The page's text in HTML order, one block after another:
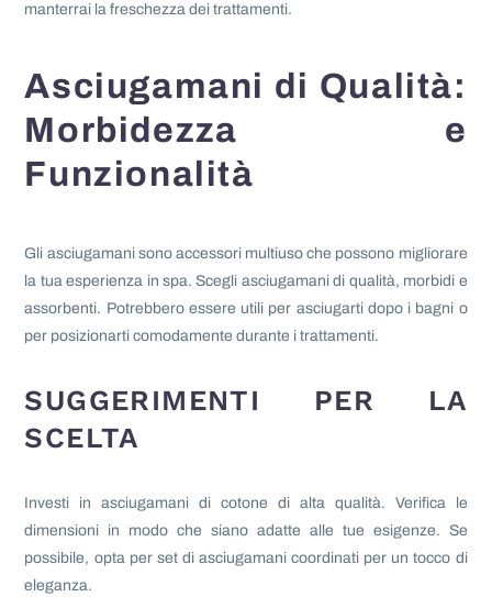
manterrai la freschezza dei trattamenti.
Asciugamani di Qualità:
Morbidezza e
Funzionalità
Gli asciugamani sono accessori multiuso che possono migliorare
la tua esperienza in spa. Scegli asciugamani di qualità, morbidi e
assorbenti. Potrebbero essere utili per asciugarti dopo i bagni o
per posizionarti comodamente durante i trattamenti.
SUGGERIMENTI PER LA
SCELTA
Investi in asciugamani di cotone di alta qualità. Verifica le
dimensioni in modo che siano adatte alle tue esigenze. Se
possibile, opta per set di asciugamani coordinati per un tocco di
eleganza.